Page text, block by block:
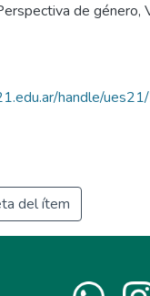
de género,
handle/
del ítem